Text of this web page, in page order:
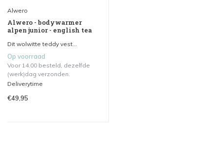
Alwero
Alwero - bodywarmer
alpen junior - english tea
Dit wolwitte teddy vest...
Op voorraad
Voor 14.00 besteld, dezelfde
(werk)dag verzonden.
Deliverytime
€49,95